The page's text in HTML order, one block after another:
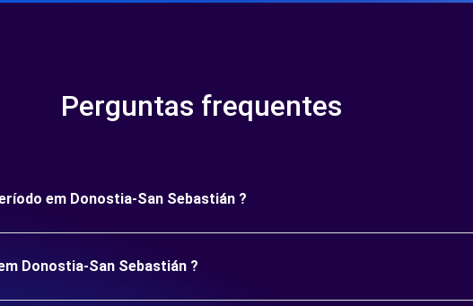
Perguntas frequentes
em Donostia-San Sebastián ?
Donostia-San Sebastián ?